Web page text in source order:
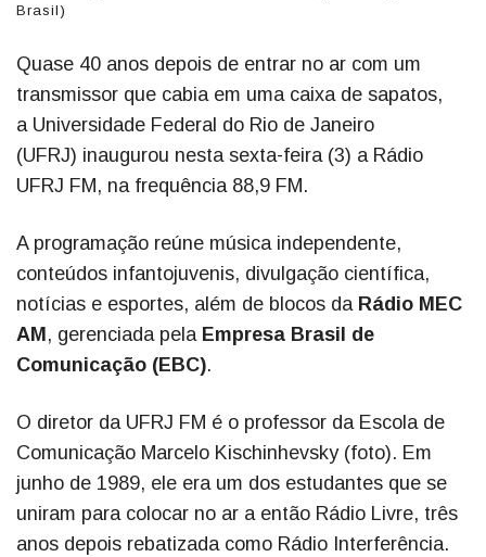
Brasil)
Quase 40 anos depois de entrar no ar com um
transmissor que cabia em uma caixa de sapatos,
a Universidade Federal do Rio de Janeiro
(UFRJ) inaugurou nesta sexta-feira (3) a Rádio
UFRJ FM, na frequência 88,9 FM.
A programação reúne música independente,
conteúdos infantojuvenis, divulgação científica,
notícias e esportes, além de blocos da Rádio MEC
AM , gerenciada pela Empresa Brasil de
Comunicação (EBC).
O diretor da UFRJ FM é o professor da Escola de
Comunicação Marcelo Kischinhevsky (foto). Em
junho de 1989, ele era um dos estudantes que se
uniram para colocar no ar a então Rádio Livre, três
anos depois rebatizada como Rádio Interferência.